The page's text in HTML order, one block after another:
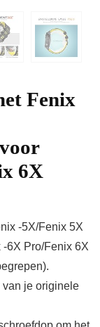
Fenix
6X
​​-5X/Fenix 5X
6X Pro/Fenix 6X
van je originele